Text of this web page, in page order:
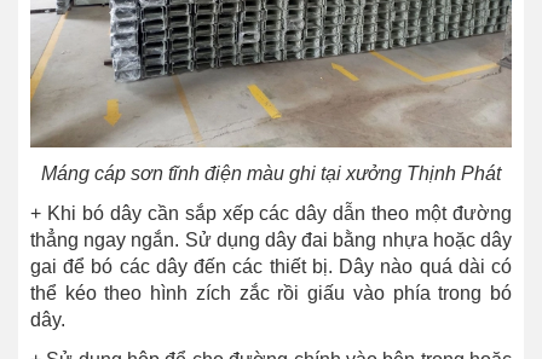
Máng cáp sơn tĩnh điện màu ghi tại xưởng Thịnh Phát
+ Khi bó dây cần sắp xếp các dây dẫn theo một đường
thẳng ngay ngắn. Sử dụng dây đai bằng nhựa hoặc dây
gai để bó các dây đến các thiết bị. Dây nào quá dài có
thể kéo theo hình zích zắc rồi giấu vào phía trong bó
dây.